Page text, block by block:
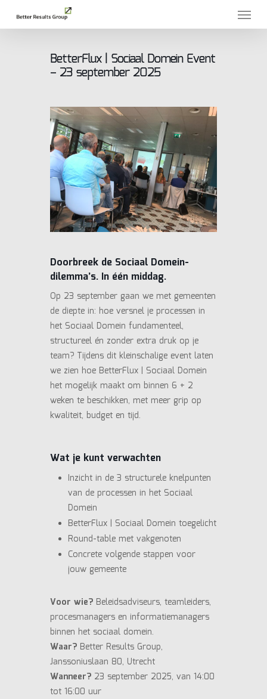
Menu
BetterFlux | Sociaal Domein Event
– 23 september 2025
Doorbreek de Sociaal Domein-
dilemma’s. In één middag.
Op 23 september gaan we met gemeenten
de diepte in: hoe versnel je processen in
het Sociaal Domein fundamenteel,
structureel én zonder extra druk op je
team? Tijdens dit kleinschalige event laten
we zien hoe BetterFlux | Sociaal Domein
het mogelijk maakt om binnen 6 + 2
weken te beschikken, met meer grip op
kwaliteit, budget en tijd.
Wat je kunt verwachten
Inzicht in de 3 structurele knelpunten
van de processen in het Sociaal
Domein
BetterFlux | Sociaal Domein toegelicht
Round-table met vakgenoten
Concrete volgende stappen voor
jouw gemeente
Voor wie? Beleidsadviseurs, teamleiders,
procesmanagers en informatiemanagers
binnen het sociaal domein.
Waar? Better Results Group,
Janssoniuslaan 80, Utrecht
Wanneer? 23 september 2025, van 14:00
tot 16:00 uur